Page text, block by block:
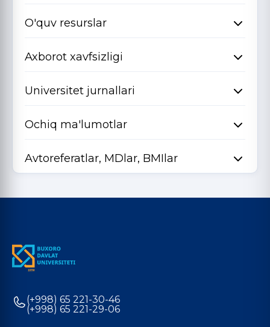
O'quv resurslar
Axborot xavfsizligi
Universitet jurnallari
Ochiq ma'lumotlar
Avtoreferatlar, MDlar, BMIlar
(+998) 65 221-30-46
(+998) 65 221-29-06